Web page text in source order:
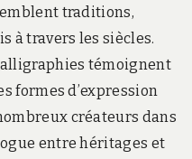
traditions,
à travers les siècles.
témoignent
formes d’expression
créateurs dans
entre héritages et